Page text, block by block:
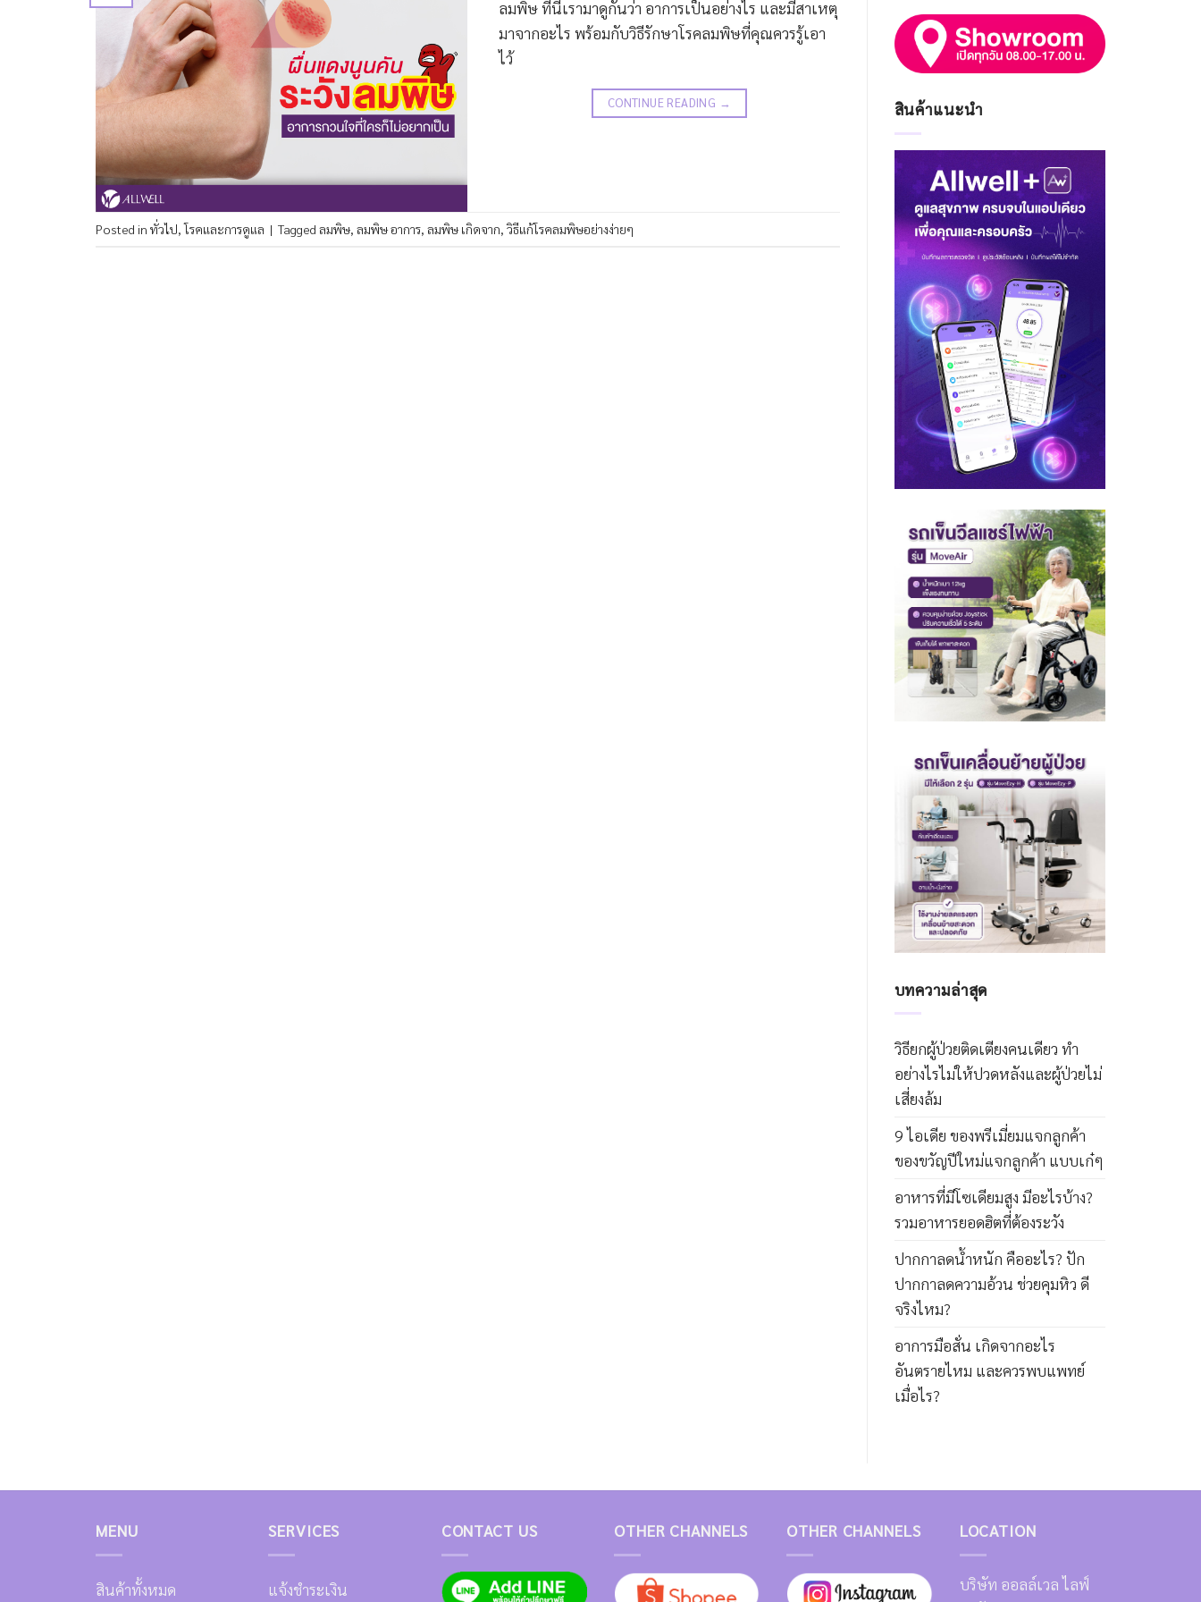
ลมพิษ ทีนี้เรามาดูกันว่า อาการเป็นอย่างไร และมีสาเหตุ
มาจากอะไร พร้อมกับวิธีรักษาโรคลมพิษที่คุณควรรู้เอา
ไว้
CONTINUE READING →
Posted in ทั่วไป ,โรคและการดูแล | Tagged ลมพิษ, ลมพิษ อาการ ลมพิษ เกิดจาก ,วิธีแก้โรคลมพิษอย่างง่ายๆ
สินค้าแนะนำ
บทความล่าสุด
วิธียกผู้ป่วยติดเตียงคนเดียว ทำ
อย่างไรไม่ให้ปวดหลังและผู้ป่วยไม่
เสี่ยงล้ม
9 ไอเดีย ของพรีเมี่ยมแจกลูกค้า
ของขวัญปีใหม่แจกลูกค้า แบบเก๋ๆ
อาหารที่มีโซเดียมสูง มีอะไรบ้าง?
รวมอาหารยอดฮิตที่ต้องระวัง
ปากกาลดน้ำหนัก คืออะไร? ปัก
ปากกาลดความอ้วน ช่วยคุมหิว ดี
จริงไหม?
อาการมือสั่น เกิดจากอะไร
อันตรายไหม และควรพบแพทย์
เมื่อไร?
MENU
สินค้าทั้งหมด
SERVICES
แจ้งชำระเงิน
CONTACT US OTHER CHANNELS OTHER CHANNELS LOCATION
บริษัท ออลล์เวล ไลฟ์